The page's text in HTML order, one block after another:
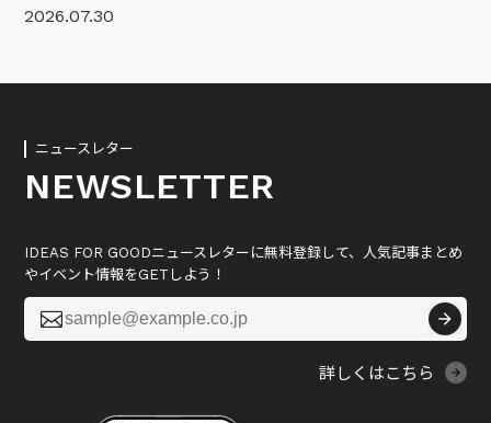
2026.07.30
ニュースレター
NEWSLETTER
IDEAS FOR GOODニュースレターに無料登録して、人気記事まとめ
やイベント情報をGETしよう！

詳しくはこちら